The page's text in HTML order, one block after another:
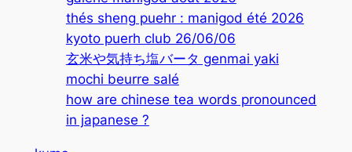
thés sheng puehr : manigod été 2026
kyoto puerh club 26/06/06
玄米や気持ち塩バータ genmai yaki
mochi beurre salé
how are chinese tea words pronounced
in japanese ?